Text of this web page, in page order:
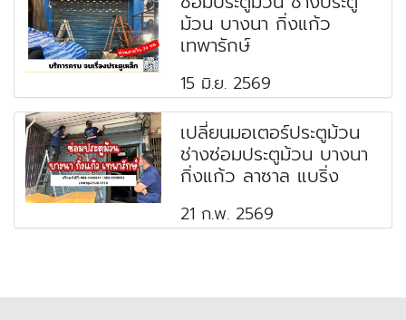
ม้วน บางนา กิ่งแก้ว
เทพารักษ์
15 มิ.ย. 2569
เปลี่ยนมอเตอร์ประตูม้วน
ช่างซ่อมประตูม้วน บางนา
กิ่งแก้ว ลาซาล แบริ่ง
21 ก.พ. 2569